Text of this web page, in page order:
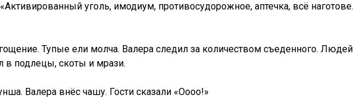
уголь, имодиум, противосудорожное, аптечка, всё наготове.
Тупые ели молча. Валера следил за количеством съеденного. Людей
в подлецы, скоты и мрази.
Валера внёс чашу. Гости сказали «Оооо!»